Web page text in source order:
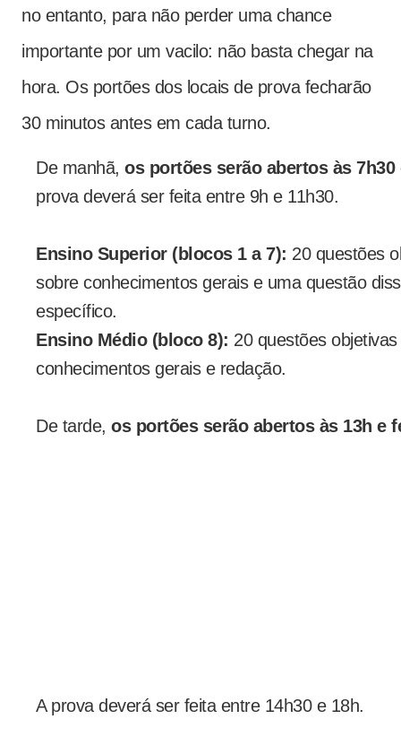
no entanto, para não perder uma chance
importante por um vacilo: não basta chegar na
hora. Os portões dos locais de prova fecharão
30 minutos antes em cada turno.
De manhã, os portões serão abertos às 7h30
prova deverá ser feita entre 9h e 11h30.
Ensino Superior (blocos 1 a 7): 20 questões
sobre conhecimentos gerais e uma questão
específico.
Ensino Médio (bloco 8): 20 questões
conhecimentos gerais e redação.
De tarde, os portõesserão abertos às 13h e
A prova deverá ser feita entre 14h30 e 18h.